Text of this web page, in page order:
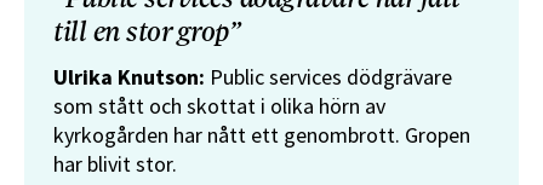
till en stor grop”
Ulrika Knutson: Public services dödgrävare
som stått och skottat i olika hörn av
kyrkogården har nått ett genombrott. Gropen
har blivit stor.